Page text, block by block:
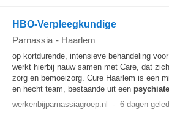
HBO-Verpleegkundige
Parnassia - Haarlem
op kortdurende, intensieve behandeling
werkt hierbij nauw samen met Care, dat
zorg en bemoeizorg. Cure Haarlem is een
en hecht team, bestaande uit een
werkenbijparnassiagroep.nl
- 6 dagen